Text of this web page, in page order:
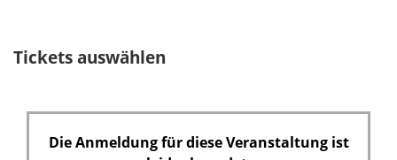
d
Tickets auswählen
Die Anmeldung für diese Veranstaltung ist